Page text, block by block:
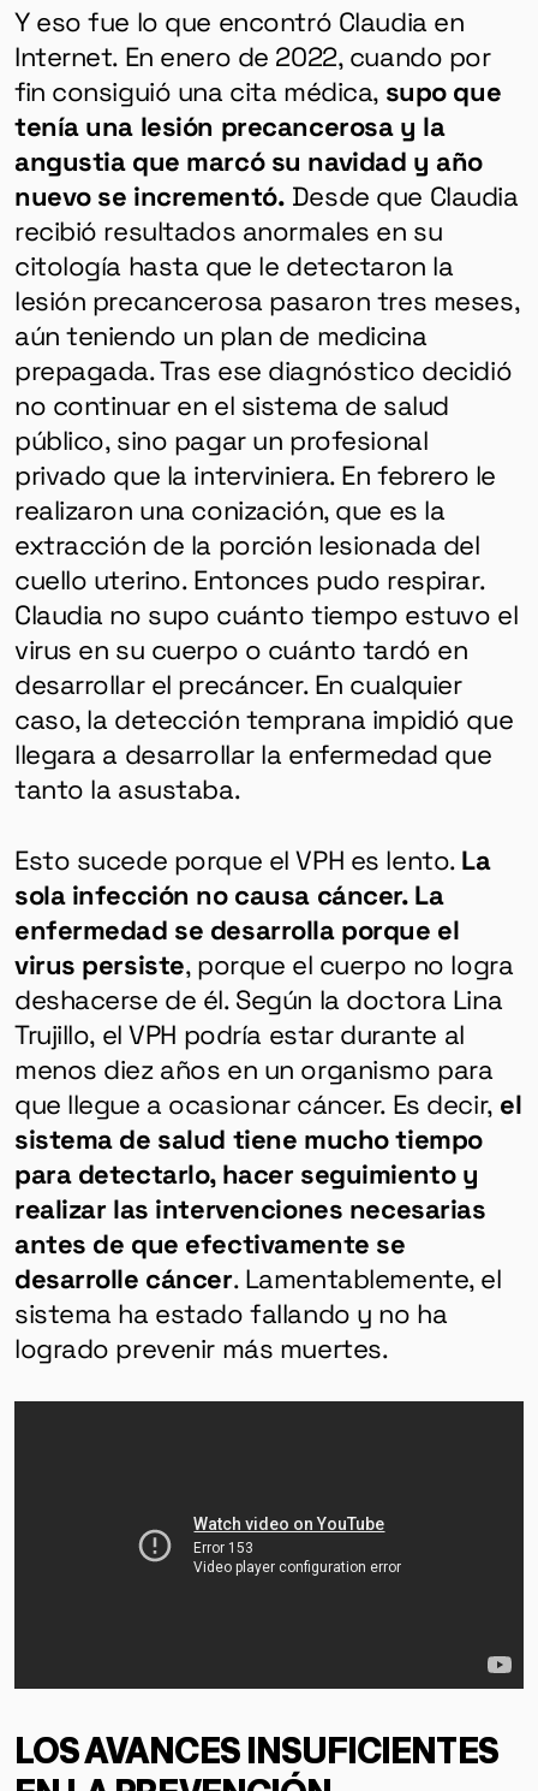
SALUD MENTAL
EMERGENCIA CLIMÁTICA
Y eso fue lo que encontró Claudia en
Internet. En enero de 2022, cuando por
fin consiguió una cita médica, supo que
tenía una lesión precancerosa y la
angustia que marcó su navidad y año
nuevo se incrementó. Desde que Claudia
recibió resultados anormales en su
citología hasta que le detectaron la
lesión precancerosa pasaron tres meses,
aún teniendo un plan de medicina
prepagada. Tras ese diagnóstico decidió
no continuar en el sistema de salud
público, sino pagar un profesional
privado que la interviniera. En febrero le
realizaron una conización, que es la
extracción de la porción lesionada del
cuello uterino. Entonces pudo respirar.
Claudia no supo cuánto tiempo estuvo el
virus en su cuerpo o cuánto tardó en
desarrollar el precáncer. En cualquier
caso, la detección temprana impidió que
llegara a desarrollar la enfermedad que
tanto la asustaba.
Esto sucede porque el VPH es lento. La
sola infección no causa cáncer. La
enfermedad se desarrolla porque el
virus persiste, porque el cuerpo no logra
deshacerse de él. Según la doctora Lina
Trujillo, el VPH podría estar durante al
menos diez años en un organismo para
que llegue a ocasionar cáncer. Es decir, el
sistema de salud tiene mucho tiempo
para detectarlo, hacer seguimiento y
realizar las intervenciones necesarias
antes de que efectivamente se
desarrolle cáncer. Lamentablemente, el
sistema ha estado fallando y no ha
logrado prevenir más muertes.
LOS AVANCES INSUFICIENTES